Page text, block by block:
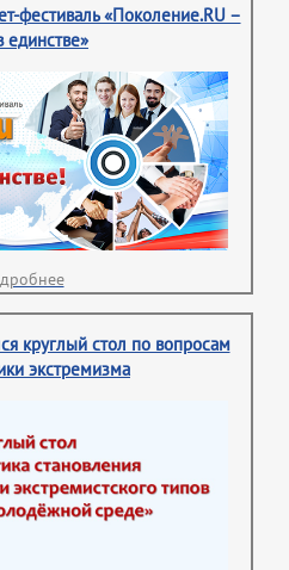
фестиваль «Поколение.RU –
единстве»
круглый стол по вопросам
экстремизма